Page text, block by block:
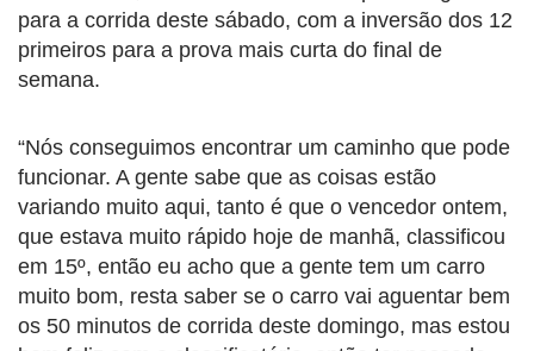
para a corrida deste sábado, com a inversão dos 12
primeiros para a prova mais curta do final de
semana.
“Nós conseguimos encontrar um caminho que pode
funcionar. A gente sabe que as coisas estão
variando muito aqui, tanto é que o vencedor ontem,
que estava muito rápido hoje de manhã, classificou
em 15º, então eu acho que a gente tem um carro
muito bom, resta saber se o carro vai aguentar bem
os 50 minutos de corrida deste domingo, mas estou